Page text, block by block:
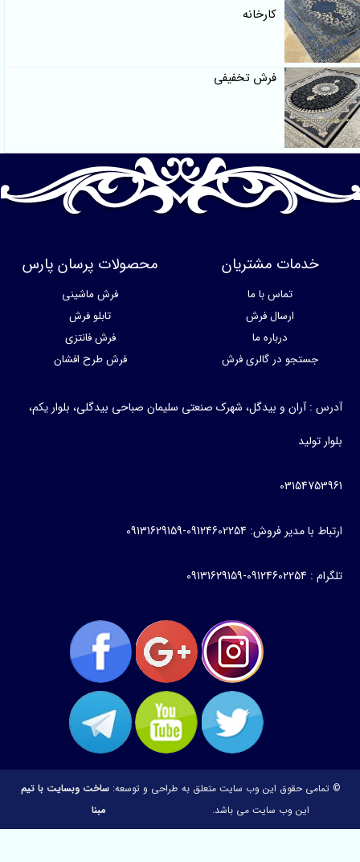
کارخانه
فرش تخفیفی
خدمات مشتریان
تماس با ما
ارسال فرش
درباره ما
جستجو در گالری فرش
محصولات پرسان پارس
فرش ماشینی
تابلو فرش
فرش فانتزی
فرش طرح افشان
: آران و بیدگل، شهرک صنعتی سلیمان صباحی بیدگلی، بلوار یکم،
تولید
با مدیر فروش: 09124602254-09131629159
: 09124602254-09131629159
تمامی حقوق این وب سایت متعلق به
این وب سایت می باشد.
طراحی و توسعه:ساخت وبسایت با تیم